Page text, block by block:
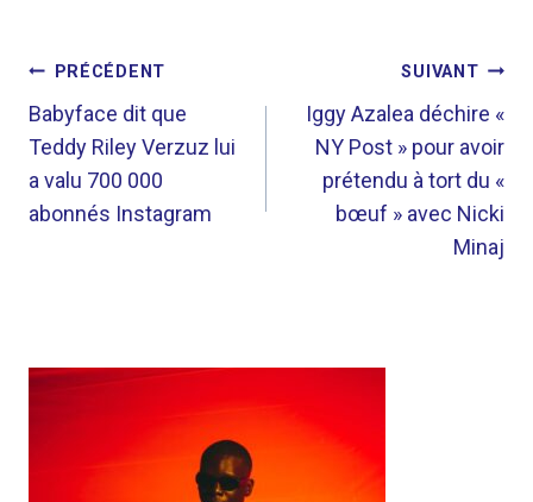
NAVIGATION
DE
L’ARTICLE
PRÉCÉDENT
Babyface dit que
Teddy Riley Verzuz lui
a valu 700 000
abonnés Instagram
SUIVANT
Iggy Azalea déchire «
NY Post » pour avoir
prétendu à tort du «
bœuf » avec Nicki
Minaj